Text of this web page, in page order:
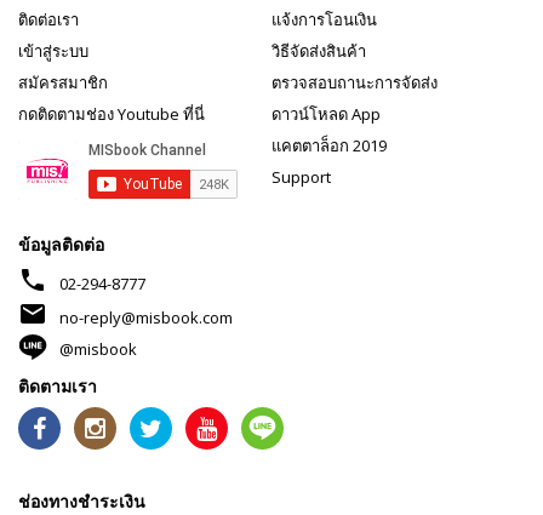
ติดต่อเรา
เข้าสู่ระบบ
สมัครสมาชิก
กดติดตามช่อง Youtube ที่นี่
แจ้งการโอนเงิน
วิธีจัดส่งสินค้า
ตรวจสอบถานะการจัดส่ง
ดาวน์โหลด App
แคตตาล็อก 2019
Support
ข้อมูลติดต่อ
phone 02-294-8777
mail
no-reply@misbook.com
@misbook
ติดตามเรา
ช่องทางชำระเงิน